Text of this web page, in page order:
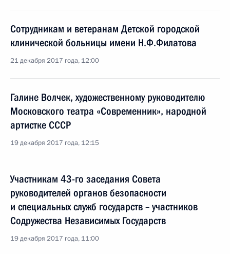
Сотрудникам и ветеранам Детской городской
клинической больницы имени Н.Ф.Филатова
21 декабря 2017 года, 12:00
Галине Волчек, художественному руководителю
Московского театра «Современник», народной
артистке СССР
19 декабря 2017 года, 12:15
Участникам 43-го заседания Совета
руководителей органов безопасности
и специальных служб государств – участников
Содружества Независимых Государств
19 декабря 2017 года, 11:00